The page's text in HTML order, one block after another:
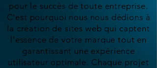
pour le succès de toute entreprise.
C'est pourquoi nous nous dédions à
la création de sites web qui captent
l'essence de votre marque tout en
garantissant une expérience
utilisateur optimale. Chaque projet